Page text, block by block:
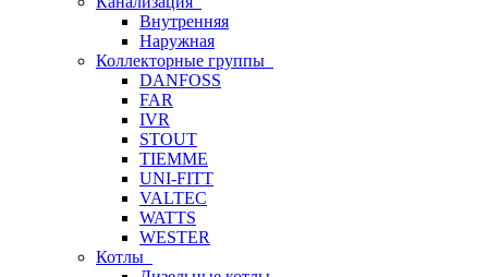
Внутренняя
Наружная
Коллекторные группы
DANFOSS
FAR
IVR
STOUT
TIEMME
UNI-FITT
VALTEC
WATTS
WESTER
Котлы